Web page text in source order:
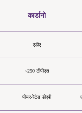
कार्डानो
एडीए
~250 टीपीएस
पीयर-रेटेड डीएपी